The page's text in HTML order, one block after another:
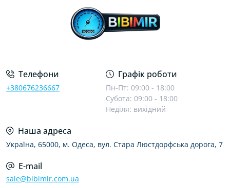
Телефони
+380676236667
Графік роботи
Пн-Пт: 09:00 - 18:00
Субота: 09:00 - 18:00
Неділя: вихідний
Наша адреса
Україна, 65000, м. Одеса, вул. Стара Люстдорфська дорога, 7
E-mail
sale@bibimir.com.ua